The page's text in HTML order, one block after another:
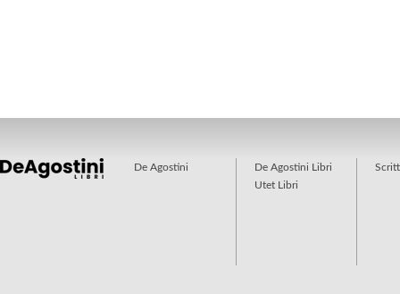
De Agostini
De Agostini Libri
Utet Libri